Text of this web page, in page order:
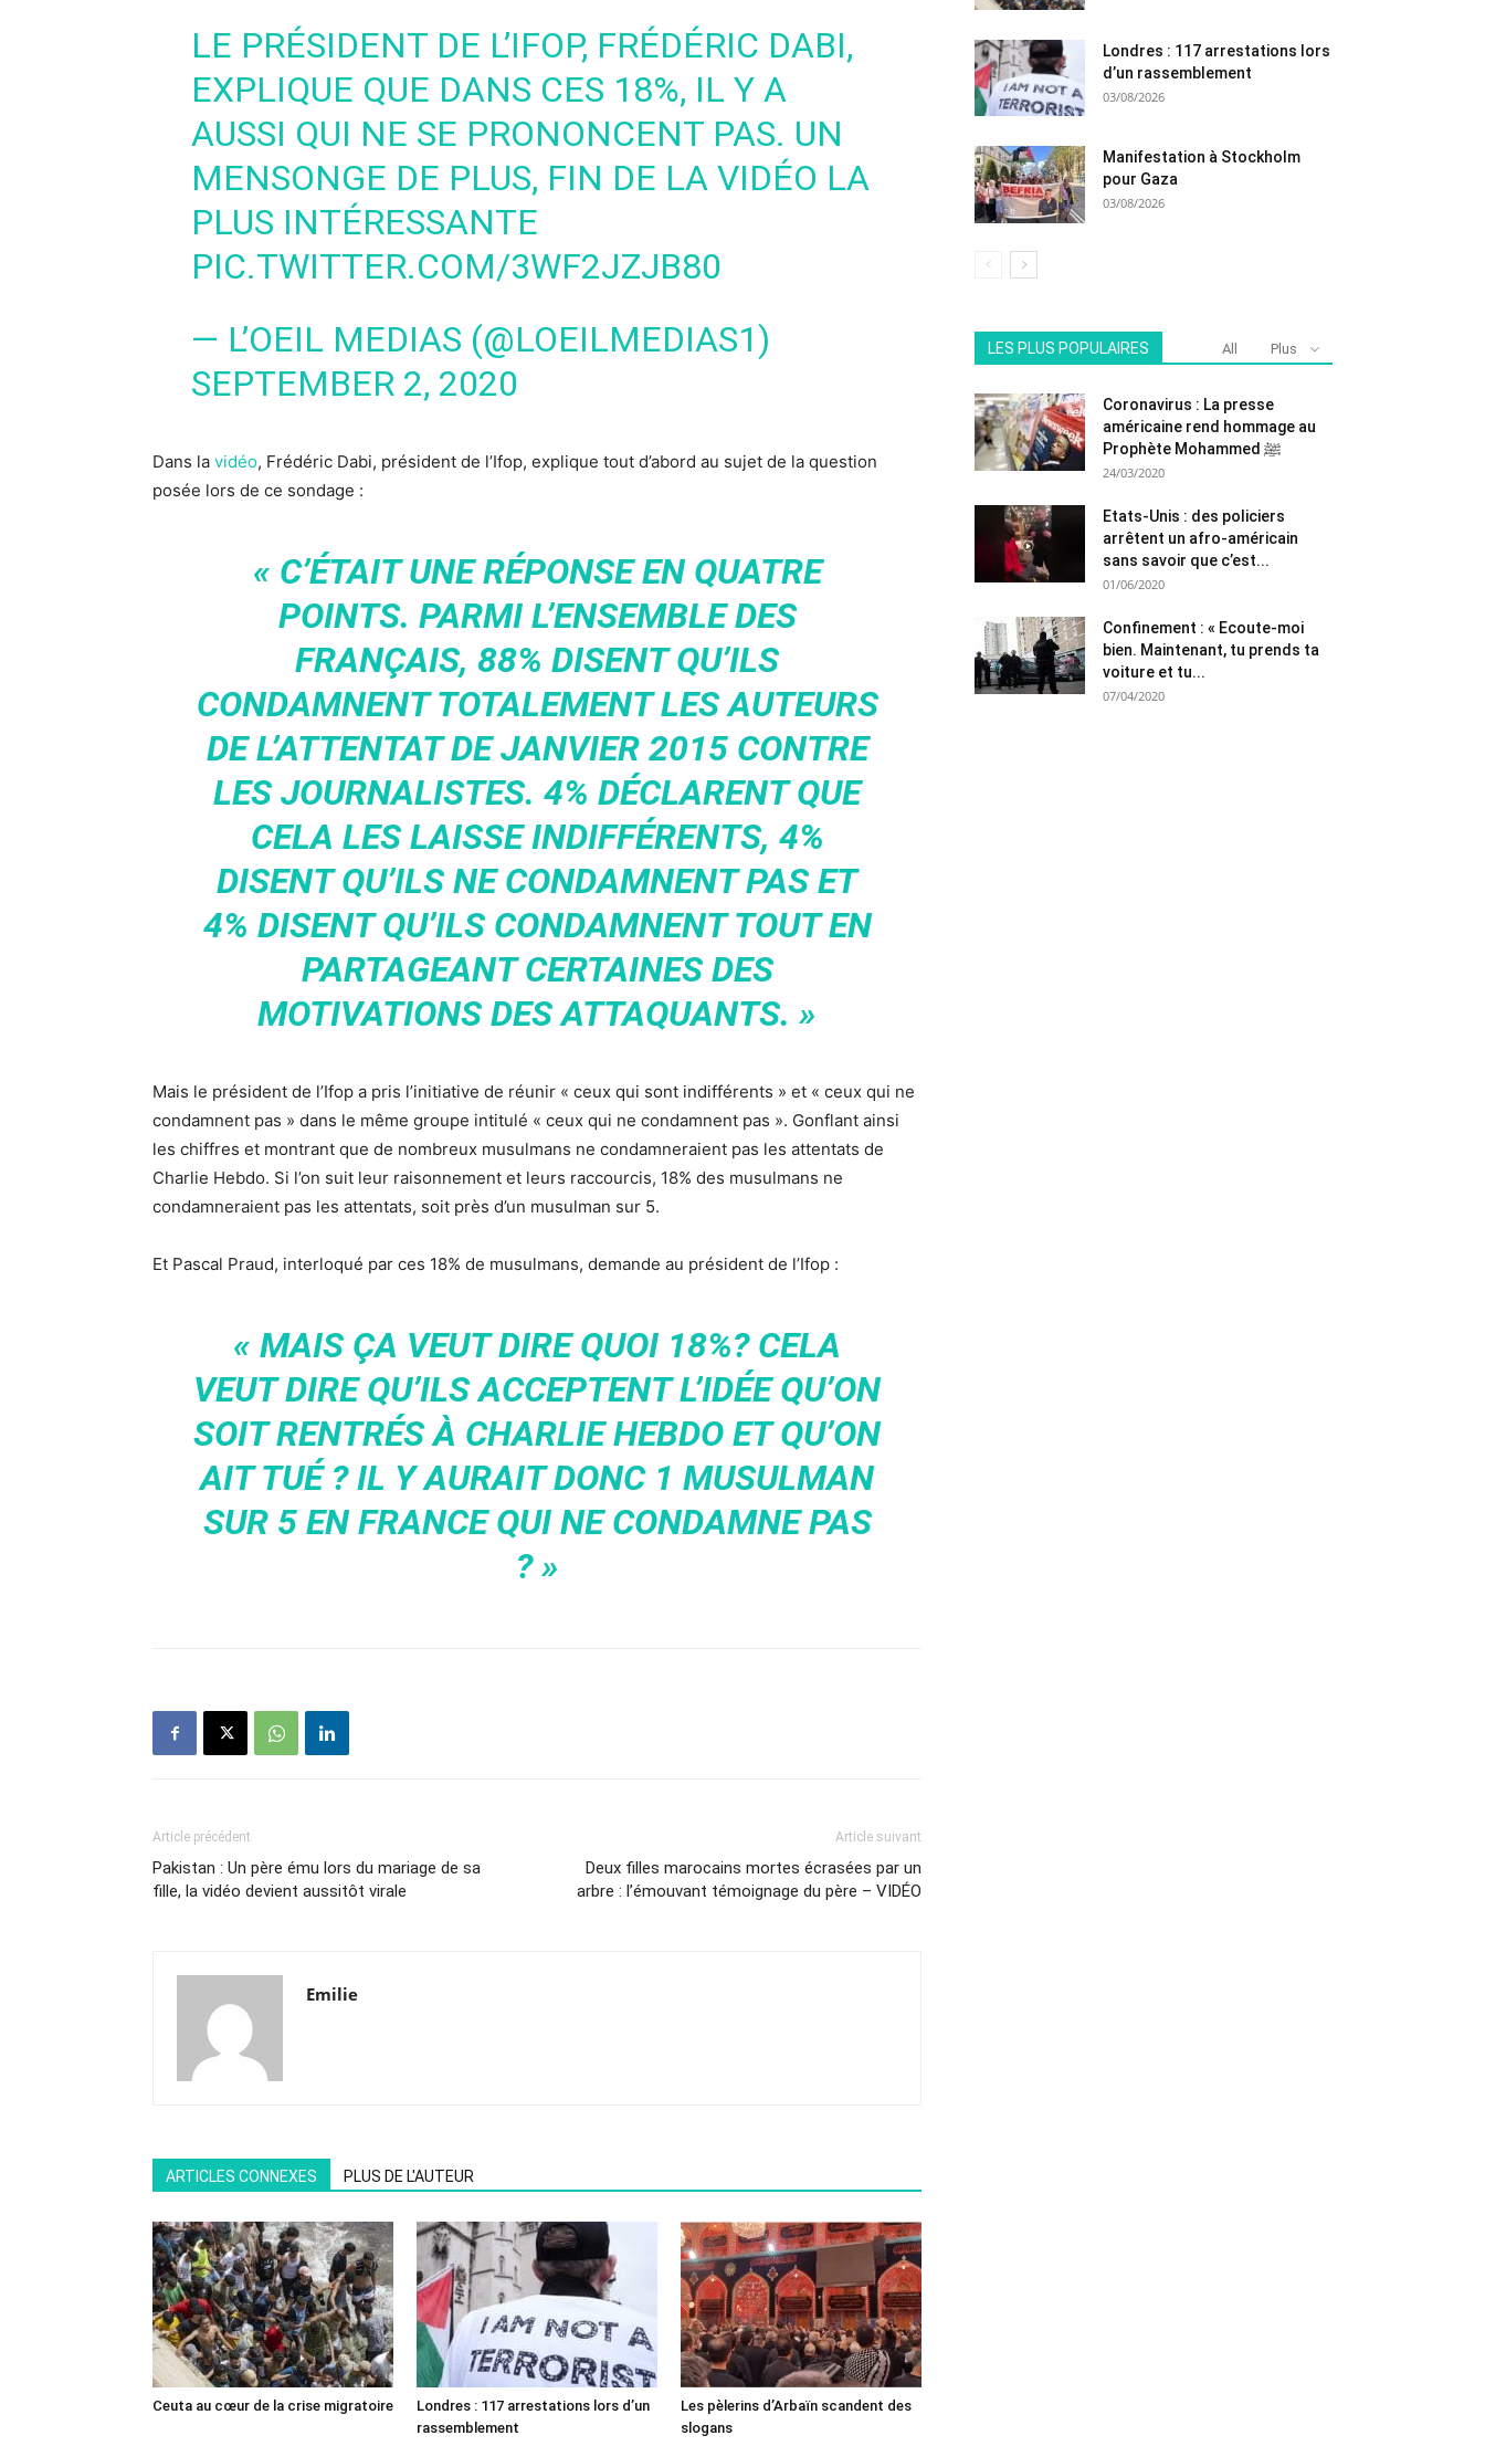
LE PRÉSIDENT DE L’IFOP, FRÉDÉRIC DABI,
EXPLIQUE QUE DANS CES 18%, IL Y A
AUSSI QUI NE SE PRONONCENT PAS. UN
MENSONGE DE PLUS, FIN DE LA VIDÉO LA
PLUS INTÉRESSANTE
PIC.TWITTER.COM/3WF2JZJB80
— L’OEIL MEDIAS (@LOEILMEDIAS1)
SEPTEMBER 2, 2020
Dans la vidéo, Frédéric Dabi, président de l’Ifop, explique tout d’abord au sujet de la question
posée lors de ce sondage :
« C’ÉTAIT UNE RÉPONSE EN QUATRE
POINTS. PARMI L’ENSEMBLE DES
FRANÇAIS, 88% DISENT QU’ILS
CONDAMNENT TOTALEMENT LES AUTEURS
DE L’ATTENTAT DE JANVIER 2015 CONTRE
LES JOURNALISTES. 4% DÉCLARENT QUE
CELA LES LAISSE INDIFFÉRENTS, 4%
DISENT QU’ILS NE CONDAMNENT PAS ET
4% DISENT QU’ILS CONDAMNENT TOUT EN
PARTAGEANT CERTAINES DES
MOTIVATIONS DES ATTAQUANTS. »
Mais le président de l’Ifop a pris l’initiative de réunir « ceux qui sont indifférents » et « ceux qui ne
condamnent pas » dans le même groupe intitulé « ceux qui ne condamnent pas ». Gonflant ainsi
les chiffres et montrant que de nombreux musulmans ne condamneraient pas les attentats de
Charlie Hebdo. Si l’on suit leur raisonnement et leurs raccourcis, 18% des musulmans ne
condamneraient pas les attentats, soit près d’un musulman sur 5.
Et Pascal Praud, interloqué par ces 18% de musulmans, demande au président de l’Ifop :
« MAIS ÇA VEUT DIRE QUOI 18%? CELA
VEUT DIRE QU’ILS ACCEPTENT L’IDÉE QU’ON
SOIT RENTRÉS À CHARLIE HEBDO ET QU’ON
AIT TUÉ ? IL Y AURAIT DONC 1 MUSULMAN
SUR 5 EN FRANCE QUI NE CONDAMNE PAS
? »
Article précédent
Pakistan : Un père ému lors du mariage de sa
fille, la vidéo devient aussitôt virale
Article suivant
Deux filles marocains mortes écrasées par un
arbre : l’émouvant témoignage du père – VIDÉO
Emilie
ARTICLES CONNEXES PLUS DE L'AUTEUR
Ceuta au cœur de la crise migratoire
Londres : 117 arrestations lors d’un
rassemblement
Les pèlerins d’Arbaïn scandent des
slogans
Londres : 117 arrestations lors
d’un rassemblement
03/08/2026
Manifestation à Stockholm
pour Gaza
03/08/2026
LES PLUS POPULAIRES All Plus
Coronavirus : La presse
américaine rend hommage au
Prophète Mohammed ﷺ
24/03/2020
Etats-Unis : des policiers
arrêtent un afro-américain
sans savoir que c’est...
01/06/2020
Confinement : « Ecoute-moi
bien. Maintenant, tu prends ta
voiture et tu...
07/04/2020